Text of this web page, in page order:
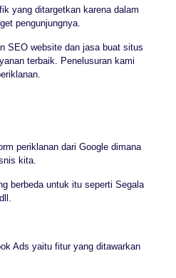
yang ditargetkan karena dalam
pengunjungnya.
SEO website dan jasa buat situs
terbaik. Penelusuran kami
periklanan dari Google dimana
kita.
berbeda untuk itu seperti Segala
Ads yaitu fitur yang ditawarkan